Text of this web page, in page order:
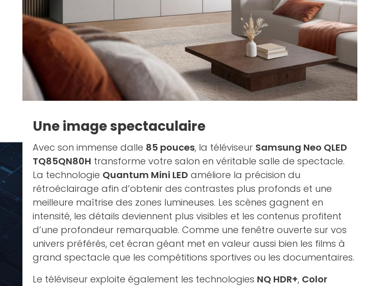
Une image spectaculaire
Avec son immense dalle 85 pouces, la téléviseur Samsung Neo QLED
TQ85QN80H transforme votre salon en véritable salle de spectacle.
La technologie Quantum Mini LED améliore la précision du
rétroéclairage afin d’obtenir des contrastes plus profonds et une
meilleure maîtrise des zones lumineuses. Les scènes gagnent en
intensité, les détails deviennent plus visibles et les contenus profitent
d’une profondeur remarquable. Comme une fenêtre ouverte sur vos
univers préférés, cet écran géant met en valeur aussi bien les films à
grand spectacle que les compétitions sportives ou les documentaires.
Le téléviseur exploite également les technologies NQ HDR+, Color